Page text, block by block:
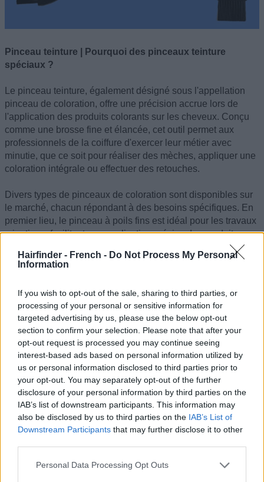
Hairfinder - French - Do Not Process My Personal
Information
If you wish to opt-out of the sale, sharing to third parties, or
processing of your personal or sensitive information for
targeted advertising by us, please use the below opt-out
section to confirm your selection. Please note that after your
opt-out request is processed you may continue seeing
interest-based ads based on personal information utilized by
us or personal information disclosed to third parties prior to
your opt-out. You may separately opt-out of the further
disclosure of your personal information by third parties on the
IAB’s list of downstream participants. This information may
also be disclosed by us to third parties on the IAB’s List of
Downstream Participants that may further disclose it to other
Personal Data Processing Opt Outs
Pinceau teinture | Pourquoi des pinceaux teinture
spéciaux ?
Le pinceau teinture, également désigné sous l'appellation
pinceau de coloration, offre une précision accrue lors de
l'application des produits colorants sur les cheveux. Conçu
comme une brosse fine et élancée, cet outil permet aux
professionnels de la coiffure d'exercer leur métier avec
minutie, que ce soit pour réaliser des mèches, appliquer une
coloration intégrale ou effectuer des retouches.
Divers types de pinceaux de coloration sont disponibles sur
le marché, chacun répondant à des besoins spécifiques. En
premier lieu, le pinceau à poils fins est idéal pour les travaux
minutieux, facilitant une application précise des produits
colorants sur de petites sections de cheveux. En revanche, le
pinceau à poils plus larges convient davantage à des
de dents, semblables à un peigne, offrant la possibilité de
créer des effets de mèches variés.
Les pinceaux teinture varient également en termes de
matériaux. Les modèles en poils naturels sont souvent
privilégiés en raison de leur capacité à bien absorber les
produits colorants, garantissant ainsi une répartition
uniforme. À l'inverse, les pinceaux en fibres synthétiques
sont appréciés pour leur durabilité et leur entretien aisé. De
plus, les pinceaux synthétiques sont également plus
abordables sur le plan financier.